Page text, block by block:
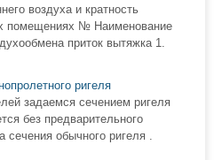
воздуха и кратность
помещениях № Наименование
приток вытяжка 1.
ригеля
задаемся сечением ригеля
без предварительного
обычного ригеля .